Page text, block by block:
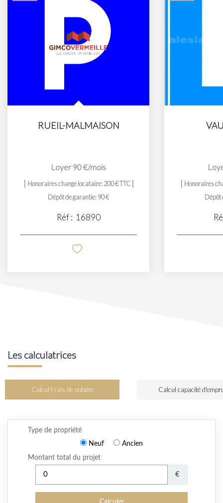
RUEIL-MALMAISON
Loyer 90 €/mois
| Honoraires charge locataire: 200 € TTC |
Dépôt de garantie: 90 €
Réf : 16890
| Honoraires
Dépôt
Les calculatrices
Calcul Frais de notaire Calcul capacité